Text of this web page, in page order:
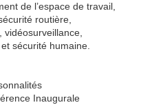
de l’espace de travail,
routière,
sécurité humaine.
Inaugurale